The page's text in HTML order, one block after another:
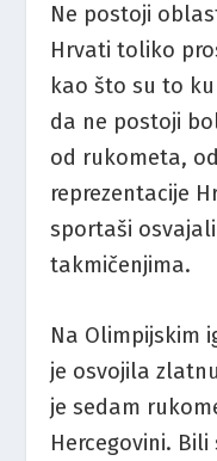
Ne postoji
Hrvati toliko
kao što su to
da ne postoji
od rukometa,
reprezentacije
sportaši
takmičenjima.
Na Olimpijskim
je osvojila
je sedam
Hercegovini.